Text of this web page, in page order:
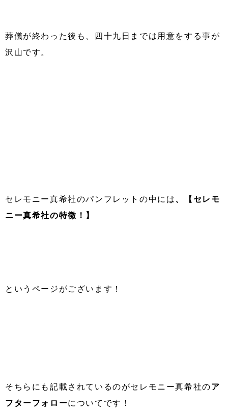
葬儀が終わった後も、四十九日までは用意をする事が
沢山です。
セレモニー真希社のパンフレットの中には、【セレモ
ニー真希社の特徴！】
というページがございます！
そちらにも記載されているのがセレモニー真希社のア
フターフォローについてです！